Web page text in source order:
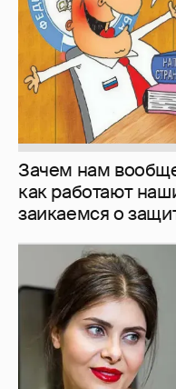
И снова невеста